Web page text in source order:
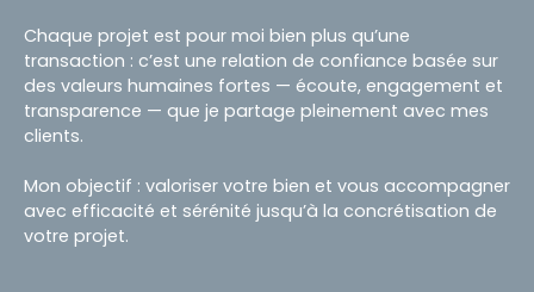
Chaque projet est pour moi bien plus qu’une
transaction : c’est une relation de confiance basée sur
des valeurs humaines fortes — écoute, engagement et
transparence — que je partage pleinement avec mes
clients.
Mon objectif : valoriser votre bien et vous accompagner
avec efficacité et sérénité jusqu’à la concrétisation de
votre projet.